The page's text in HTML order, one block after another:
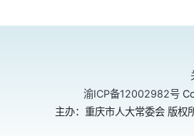
渝ICP备12002982号
主办：重庆市人大常委会 版